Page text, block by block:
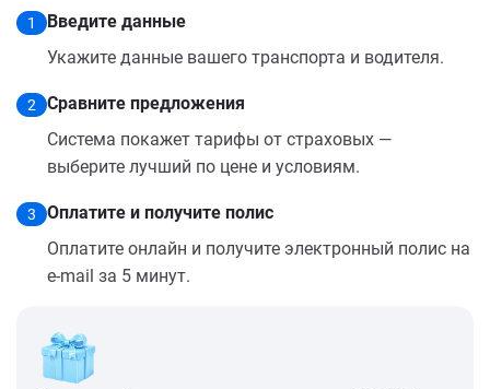
1
Введите данные
Укажите данные вашего транспорта и водителя.
2
Сравните предложения
Система покажет тарифы от страховых —
выберите лучший по цене и условиям.
3
Оплатите и получите полис
Оплатите онлайн и получите электронный полис на
e-mail за 5 минут.